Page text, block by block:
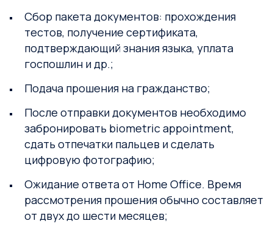
Сбор пакета документов: прохождения
тестов, получение сертификата,
подтверждающий знания языка, уплата
госпошлин и др.;
Подача прошения на гражданство;
После отправки документов необходимо
забронировать biometric appointment,
сдать отпечатки пальцев и сделать
цифровую фотографию;
Ожидание ответа от Home Office. Время
рассмотрения прошения обычно составляет
от двух до шести месяцев;